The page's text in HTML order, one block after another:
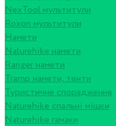
NexTool мультитули
Roxon мультитули
Намети
Naturehike намети
Ranger намети
Tramp намети, тенти
Туристичне спорядження
Naturehike спальні мішки
Naturehike гамаки